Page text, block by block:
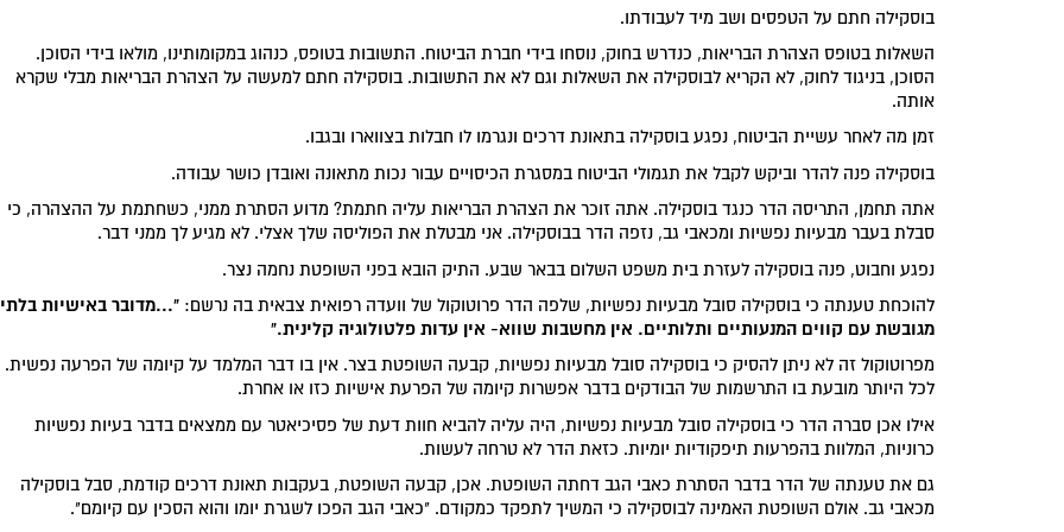
בוסקילה חתם על הטפסים ושב מיד לעבודתו.
השאלות בטופס הצהרת הבריאות, כנדרש בחוק, נוסחו בידי חברת הביטוח. התשובות בטופס, כנהוג במקומותינו, מולאו בידי הסוכן.
הסוכן, בניגוד לחוק, לא הקריא לבוסקילה את השאלות וגם לא את התשובות. בוסקילה חתם למעשה על הצהרת הבריאות מבלי שקרא
אותה.
זמן מה לאחר עשיית הביטוח, נפגע בוסקילה בתאונת דרכים ונגרמו לו חבלות בצווארו ובגבו.
בוסקילה פנה להדר וביקש לקבל את תגמולי הביטוח במסגרת הכיסויים עבור נכות מתאונה ואובדן כושר עבודה.
אתה תחמן, התריסה הדר כנגד בוסקילה. אתה זוכר את הצהרת הבריאות עליה חתמת? מדוע הסתרת ממני, כשחתמת על ההצהרה, כי
סבלת בעבר מבעיות נפשיות ומכאבי גב, נזפה הדר בבוסקילה. אני מבטלת את הפוליסה שלך אצלי. לא מגיע לך ממני דבר.
נפגע וחבוט, פנה בוסקילה לעזרת בית משפט השלום בבאר שבע. התיק הובא בפני השופטת נחמה נצר.
להוכחת טענתה כי בוסקילה סובל מבעיות נפשיות, שלפה הדר פרוטוקול של וועדה רפואית צבאית בה נרשם: "...מדובר באישיות בלתי
מגובשת עם קווים המנעותיים ותלותיים. אין מחשבות שווא- אין עדות פלטולוגיה קלינית."
מפרוטוקול זה לא ניתן להסיק כי בוסקילה סובל מבעיות נפשיות, קבעה השופטת בצר. אין בו דבר המלמד על קיומה של הפרעה נפשית.
לכל היותר מובעת בו התרשמות של הבודקים בדבר אפשרות קיומה של הפרעת אישיות כזו או אחרת.
אילו אכן סברה הדר כי בוסקילה סובל מבעיות נפשיות, היה עליה להביא חוות דעת של פסיכיאטר עם ממצאים בדבר בעיות נפשיות
כרוניות, המלוות בהפרעות תיפקודיות יומיות. כזאת הדר לא טרחה לעשות.
גם את טענתה של הדר בדבר הסתרת כאבי הגב דחתה השופטת. אכן, קבעה השופטת, בעקבות תאונת דרכים קודמת, סבל בוסקילה
מכאבי גב. אולם השופטת האמינה לבוסקילה כי המשיך לתפקד כמקודם. "כאבי הגב הפכו לשגרת יומו והוא הסכין עם קיומם".